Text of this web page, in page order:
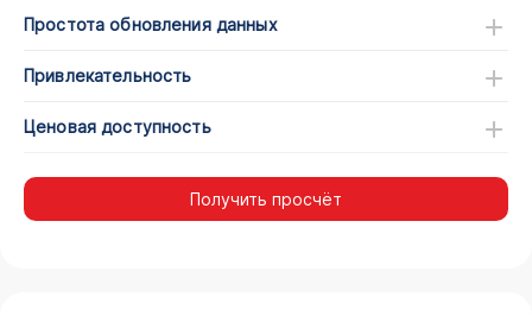
Простота обновления данных
Привлекательность
Ценовая доступность
Получить просчёт